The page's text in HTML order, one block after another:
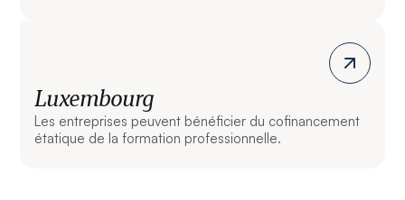
Luxembourg
Les entreprises peuvent bénéficier du cofinancement
étatique de la formation professionnelle.